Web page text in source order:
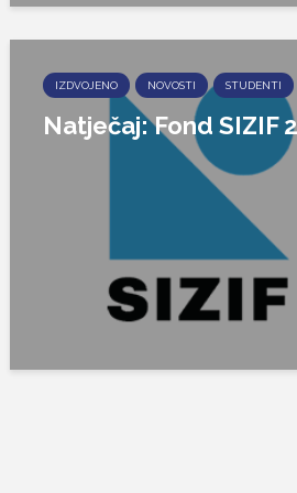
IZDVOJENO NOVOSTI STUDENTI
Natječaj: Fond SIZIF